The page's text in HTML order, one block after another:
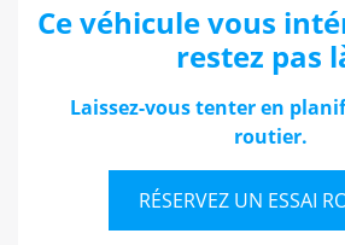
Ce véhicule vous
restez pas
Laissez-vous tenter en
routier.
RÉSERVEZ UN ESSAI